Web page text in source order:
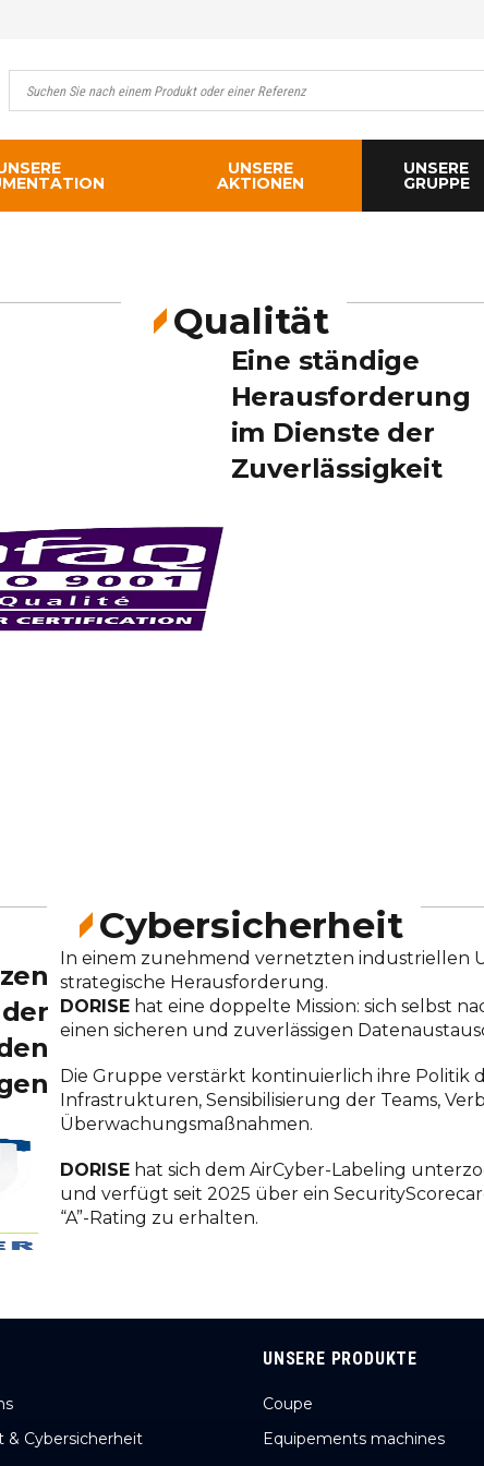
UNSERE
AKTIONEN
UNSERE
GRUPPE
Qualität
Eine ständige
Herausforderung
im Dienste der
Zuverlässigkeit
Cybersicherheit
In einem zunehmend vernetzten industriellen
strategische Herausforderung.
DORISE hat eine doppelte Mission: sich selbst
einen sicheren und zuverlässigen
Die Gruppe verstärkt kontinuierlich ihre Politik
Infrastrukturen, Sensibilisierung der Teams,
Überwachungsmaßnahmen.
DORISE hat sich dem AirCyber-Labeling
und verfügt seit 2025 über ein
“A”-Rating zu erhalten.
& Cybersicherheit
UNSERE PRODUKTE
Coupe
Equipements machines